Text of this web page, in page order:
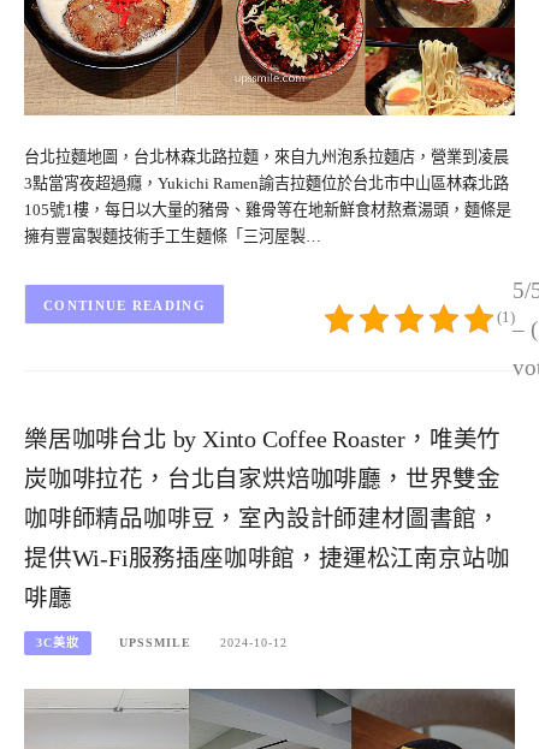
台北拉麵地圖，台北林森北路拉麵，來自九州泡系拉麵店，營業到凌晨
3點當宵夜超過癮，Yukichi Ramen諭吉拉麵位於台北市中山區林森北路
105號1樓，每日以大量的豬骨、雞骨等在地新鮮食材熬煮湯頭，麵條是
擁有豐富製麵技術手工生麵條「三河屋製…
5/
–
(1)
CONTINUE READING
樂居咖啡台北 by Xinto Coffee Roaster，唯美竹
炭咖啡拉花，台北自家烘焙咖啡廳，世界雙金
咖啡師精品咖啡豆，室內設計師建材圖書館，
提供Wi-Fi服務插座咖啡館，捷運松江南京站咖
啡廳
3C美妝 UPSSMILE 2024-10-12